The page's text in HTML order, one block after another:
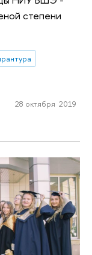
степени
28 октября 2019